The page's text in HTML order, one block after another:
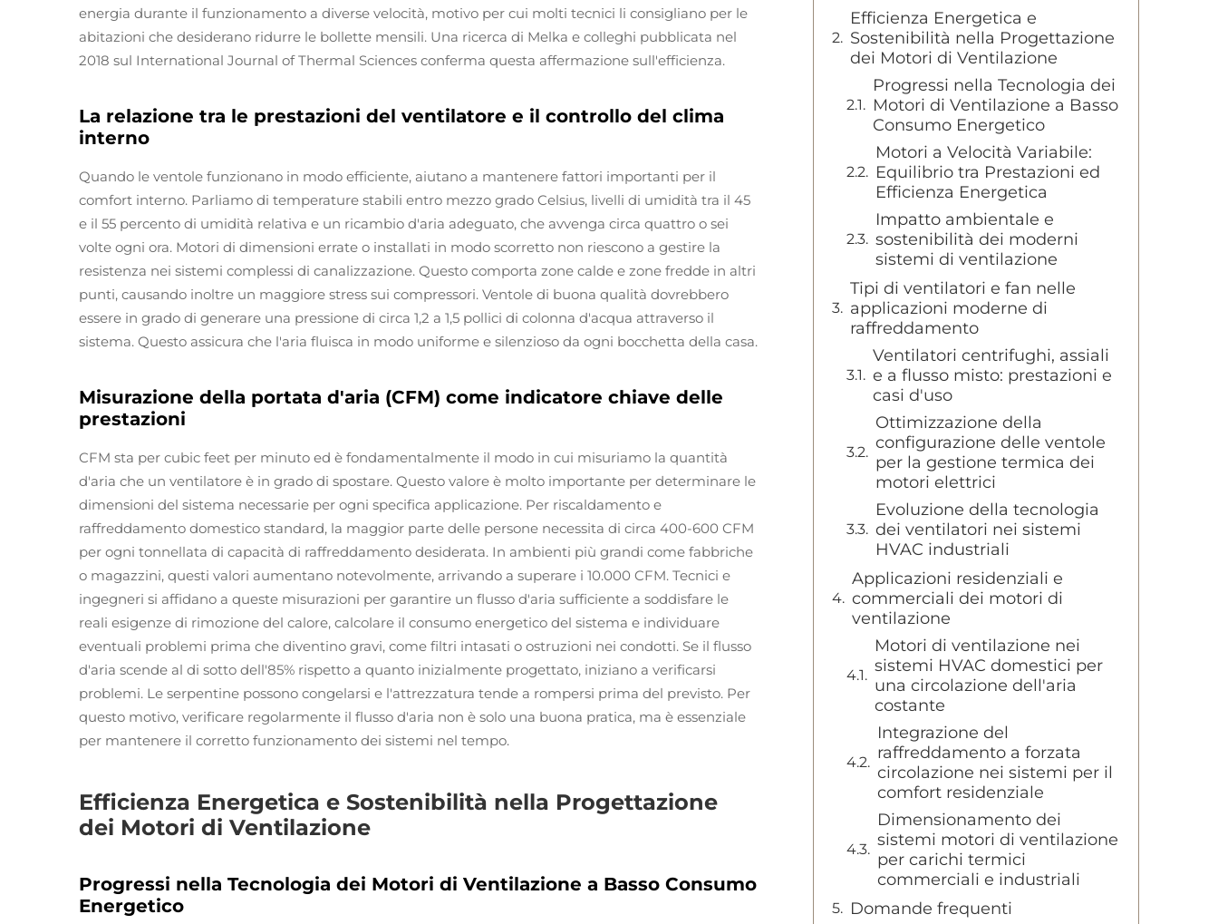
energia durante il funzionamento a diverse velocità, motivo per cui molti tecnici li consigliano per le
abitazioni che desiderano ridurre le bollette mensili. Una ricerca di Melka e colleghi pubblicata nel
2018 sul International Journal of Thermal Sciences conferma questa affermazione sull'efficienza.
La relazione tra le prestazioni del ventilatore e il controllo del clima
interno
Quando le ventole funzionano in modo efficiente, aiutano a mantenere fattori importanti per il
comfort interno. Parliamo di temperature stabili entro mezzo grado Celsius, livelli di umidità tra il 45
e il 55 percento di umidità relativa e un ricambio d'aria adeguato, che avvenga circa quattro o sei
volte ogni ora. Motori di dimensioni errate o installati in modo scorretto non riescono a gestire la
resistenza nei sistemi complessi di canalizzazione. Questo comporta zone calde e zone fredde in altri
punti, causando inoltre un maggiore stress sui compressori. Ventole di buona qualità dovrebbero
essere in grado di generare una pressione di circa 1,2 a 1,5 pollici di colonna d'acqua attraverso il
sistema. Questo assicura che l'aria fluisca in modo uniforme e silenzioso da ogni bocchetta della casa.
Misurazione della portata d'aria (CFM) come indicatore chiave delle
prestazioni
CFM sta per cubic feet per minuto ed è fondamentalmente il modo in cui misuriamo la quantità
d'aria che un ventilatore è in grado di spostare. Questo valore è molto importante per determinare le
dimensioni del sistema necessarie per ogni specifica applicazione. Per riscaldamento e
raffreddamento domestico standard, la maggior parte delle persone necessita di circa 400-600 CFM
per ogni tonnellata di capacità di raffreddamento desiderata. In ambienti più grandi come fabbriche
o magazzini, questi valori aumentano notevolmente, arrivando a superare i 10.000 CFM. Tecnici e
ingegneri si affidano a queste misurazioni per garantire un flusso d'aria sufficiente a soddisfare le
reali esigenze di rimozione del calore, calcolare il consumo energetico del sistema e individuare
eventuali problemi prima che diventino gravi, come filtri intasati o ostruzioni nei condotti. Se il flusso
d'aria scende al di sotto dell'85% rispetto a quanto inizialmente progettato, iniziano a verificarsi
problemi. Le serpentine possono congelarsi e l'attrezzatura tende a rompersi prima del previsto. Per
questo motivo, verificare regolarmente il flusso d'aria non è solo una buona pratica, ma è essenziale
per mantenere il corretto funzionamento dei sistemi nel tempo.
Efficienza Energetica e Sostenibilità nella Progettazione
dei Motori di Ventilazione
Progressi nella Tecnologia dei Motori di Ventilazione a Basso Consumo
Energetico
Efficienza Energetica e
Sostenibilità nella Progettazione
dei Motori di Ventilazione
Progressi nella Tecnologia dei
Motori di Ventilazione a Basso
Consumo Energetico
Motori a Velocità Variabile:
Equilibrio tra Prestazioni ed
Efficienza Energetica
Impatto ambientale e
sostenibilità dei moderni
sistemi di ventilazione
Tipi di ventilatori e fan nelle
applicazioni moderne di
raffreddamento
Ventilatori centrifughi, assiali
e a flusso misto: prestazioni e
casi d'uso
Ottimizzazione della
configurazione delle ventole
per la gestione termica dei
motori elettrici
Evoluzione della tecnologia
dei ventilatori nei sistemi
HVAC industriali
Applicazioni residenziali e
commerciali dei motori di
ventilazione
Motori di ventilazione nei
sistemi HVAC domestici per
una circolazione dell'aria
costante
Integrazione del
raffreddamento a forzata
circolazione nei sistemi per il
comfort residenziale
Dimensionamento dei
sistemi motori di ventilazione
per carichi termici
commerciali e industriali
Domande frequenti